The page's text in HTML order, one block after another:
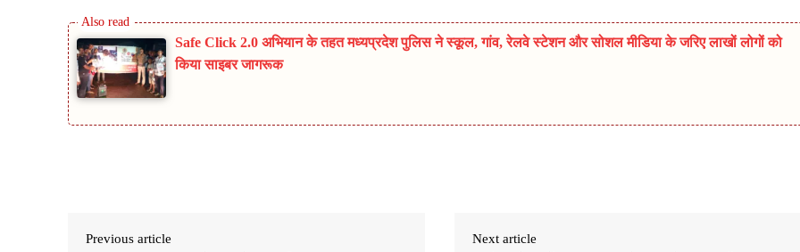
Safe Click 2.0 अभियान के तहत मध्यप्रदेश पुलिस ने स्कूल, गांव, रेलवे स्टेशन और सोशल मीडिया के जरिए लाखों लोगों को
किया साइबर जागरूक
Previous article Next article